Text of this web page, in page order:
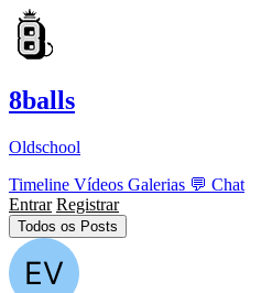
8balls
Oldschool
Timeline Vídeos Galerias 💬 Chat
Entrar Registrar
Todos os Posts